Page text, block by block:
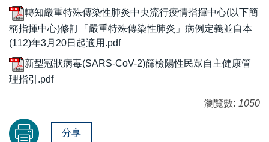
轉知嚴重特殊傳染性肺炎中央流行疫情指揮中心(以下簡
稱指揮中心)修訂「嚴重特殊傳染性肺炎」病例定義並自本
(112)年3月20日起適用.pdf
新型冠狀病毒(SARS-CoV-2)篩檢陽性民眾自主健康管
理指引.pdf
瀏覽數: 1050
分享